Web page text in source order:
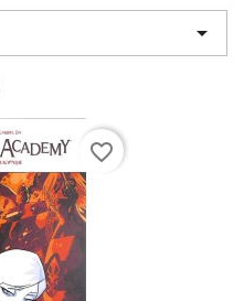

favorite_border